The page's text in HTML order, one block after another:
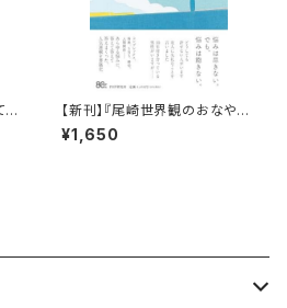
考
【新刊】『尾崎世界観のおなやみ
天国』尾崎世界観
¥1,650